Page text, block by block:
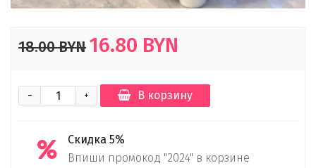
18.00 BYN16.80 BYN
+
- В корзину
Скидка 5%
Впиши промокод "2024" в корзине